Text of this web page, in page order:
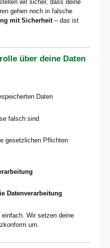
wir sicher, dass deine
gehen noch in falsche
mit Sicherheit– das ist
über deine Daten
Daten
falsch sind
gesetzlichen Pflichten
Datenverarbeitung
Wir setzen deine
um.